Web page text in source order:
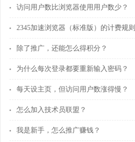
访问用户数比浏览器使用用户数少？
2345加速浏览器（标准版）的计费规
除了推广，还能怎么得积分？
为什么每次登录都要重新输入密码？
每天设主页，但访问用户数涨得慢？
怎么加入技术员联盟？
我是新手，怎么推广赚钱？